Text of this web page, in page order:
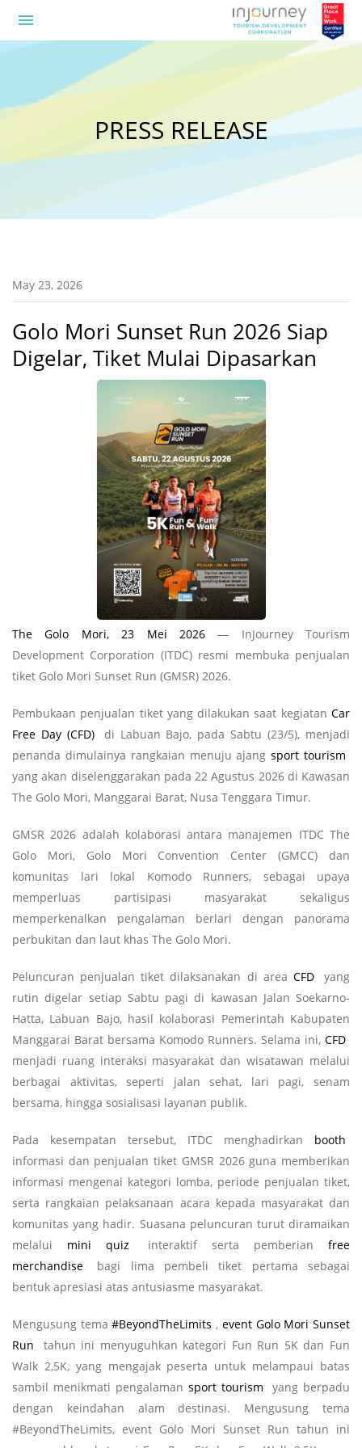
menu
PRESS RELEASE
May 23, 2026
Golo Mori Sunset Run 2026 Siap
Digelar, Tiket Mulai Dipasarkan
The Golo Mori, 23 Mei 2026— InJourney Tourism
Development Corporation (ITDC) resmi membuka penjualan
tiket Golo Mori Sunset Run (GMSR) 2026.
Pembukaan penjualan tiket yang dilakukan saat kegiatan Car
Free Day (CFD)
di Labuan Bajo, pada Sabtu (23/5), menjadi
penanda dimulainya rangkaian menuju ajangsport tourism
yang akan diselenggarakan pada 22 Agustus 2026 di Kawasan
The Golo Mori, Manggarai Barat, Nusa Tenggara Timur.
GMSR 2026 adalah kolaborasi antara manajemen ITDC The
Golo Mori, Golo Mori Convention Center (GMCC) dan
komunitas lari lokal Komodo Runners, sebagai upaya
memperluas partisipasi masyarakat sekaligus
memperkenalkan pengalaman berlari dengan panorama
perbukitan dan laut khas The Golo Mori.
Peluncuran penjualan tiket dilaksanakan di area CFD
yang
rutin digelar setiap Sabtu pagi di kawasan Jalan Soekarno-
Hatta, Labuan Bajo, hasil kolaborasi Pemerintah Kabupaten
Manggarai Barat bersama Komodo Runners. Selama ini, CFD
menjadi ruang interaksi masyarakat dan wisatawan melalui
berbagai aktivitas, seperti jalan sehat, lari pagi, senam
bersama, hingga sosialisasi layanan publik.
Pada kesempatan tersebut, ITDC menghadirkan booth
informasi dan penjualan tiket GMSR 2026 guna memberikan
informasi mengenai kategori lomba, periode penjualan tiket,
serta rangkaian pelaksanaan acara kepada masyarakat dan
komunitas yang hadir. Suasana peluncuran turut diramaikan
melalui mini quiz interaktif serta pemberian free
merchandise
bagi lima pembeli tiket pertama sebagai
bentuk apresiasi atas antusiasme masyarakat.
Mengusung tema#BeyondTheLimits ,event Golo Mori Sunset
Run
tahun ini menyuguhkan kategori Fun Run 5K dan Fun
Walk 2,5K, yang mengajak peserta untuk melampaui batas
sambil menikmati pengalaman sport tourism
yang berpadu
dengan keindahan alam destinasi. Mengusung tema
#BeyondTheLimits, event Golo Mori Sunset Run tahun ini